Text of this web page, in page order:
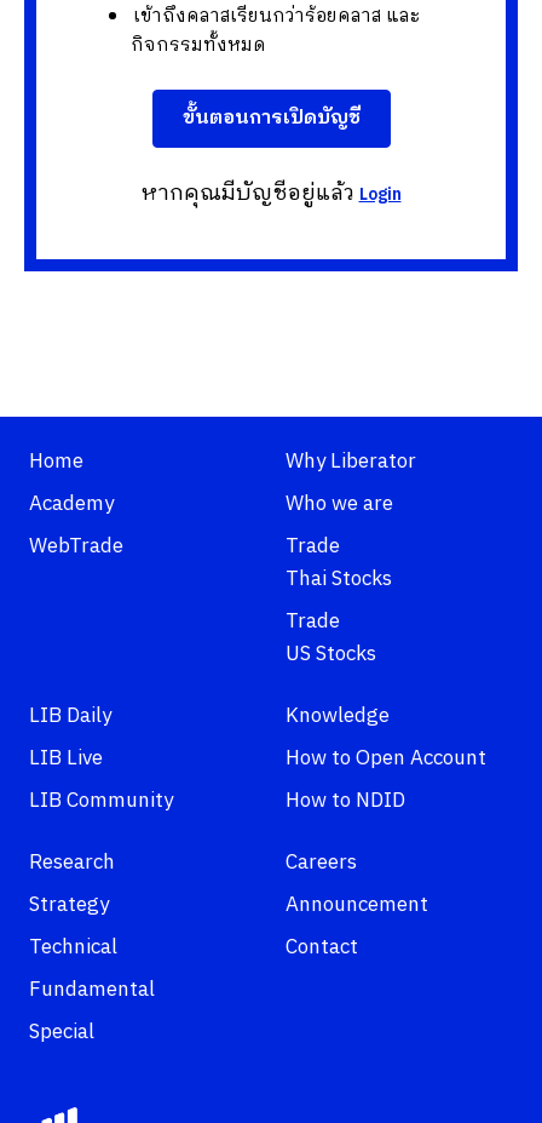
เข้าถึงคลาสเรียนกว่าร้อยคลาส และ
กิจกรรมทั้งหมด
ขั้นตอนการเปิดบัญชี
หากคุณมีบัญชีอยู่แล้วLogin
Home
Academy
WebTrade
Why Liberator
Who we are
Trade
Thai Stocks
Trade
US Stocks
LIB Daily
LIB Live
LIB Community
Knowledge
How to Open Account
How to NDID
Research
Strategy
Technical
Fundamental
Special
Careers
Announcement
Contact